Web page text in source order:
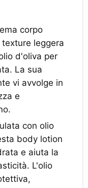
corpo
leggera
d'oliva per
La sua
vi avvolge in
e
con olio
body lotion
e aiuta la
L'olio